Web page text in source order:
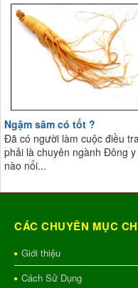
Ngậm sâm có tốt ?
Đã có người làm cuộc điều
phải là chuyên ngành Đông
nào nổi...
CÁC CHUYÊN MỤC
Giới thiệu
Cách Sử Dụng